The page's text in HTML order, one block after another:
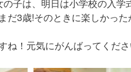
子は、明日は小学校の入学
だ3歳!そのときに楽しかっ
ね！元気にがんばってくださ